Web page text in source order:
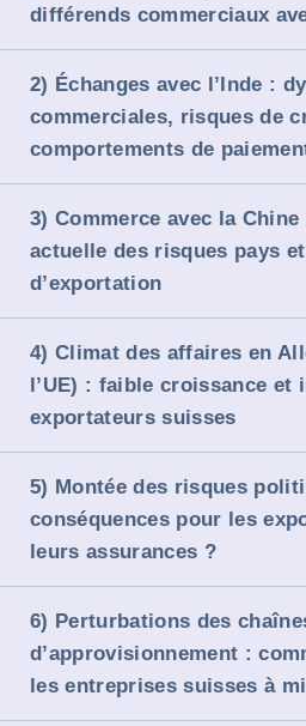
différends commerciaux
2) Échanges avec l’Inde :
commerciales, risques de
comportements de
3) Commerce avec la
actuelle des risques pays
d’exportation
4) Climat des affaires en
l’UE) : faible croissance et
exportateurs suisses
5) Montée des risques
conséquences pour les
leurs assurances ?
6) Perturbations des
d’approvisionnement :
les entreprises suisses à